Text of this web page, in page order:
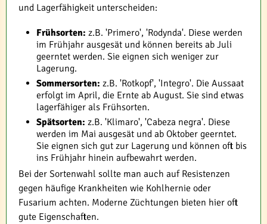
und Lagerfähigkeit unterscheiden:
Frühsorten: z.B. 'Primero', 'Rodynda'. Diese werden
im Frühjahr ausgesät und können bereits ab Juli
geerntet werden. Sie eignen sich weniger zur
Lagerung.
Sommersorten: z.B. 'Rotkopf', 'Integro'. Die Aussaat
erfolgt im April, die Ernte ab August. Sie sind etwas
lagerfähiger als Frühsorten.
Spätsorten: z.B. 'Klimaro', 'Cabeza negra'. Diese
werden im Mai ausgesät und ab Oktober geerntet.
Sie eignen sich gut zur Lagerung und können oft bis
ins Frühjahr hinein aufbewahrt werden.
Bei der Sortenwahl sollte man auch auf Resistenzen
gegen häufige Krankheiten wie Kohlhernie oder
Fusarium achten. Moderne Züchtungen bieten hier oft
gute Eigenschaften.